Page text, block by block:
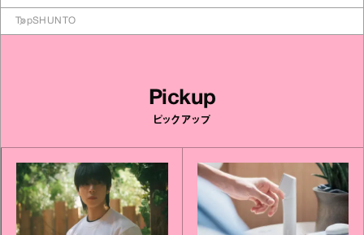
TopSHUNTO
Pickup
ピックアップ